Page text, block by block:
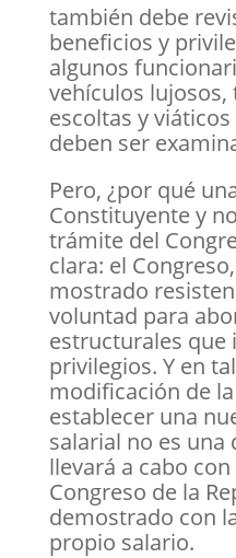
también debe
beneficios y
algunos
vehículos
escoltas y
deben ser
Pero, ¿por qué
Constituyente y
trámite del
clara: el
mostrado
voluntad para
estructurales que
privilegios. Y en
modificación de
establecer una
salarial no es una
llevará a cabo
Congreso de la
demostrado con
propio salario.